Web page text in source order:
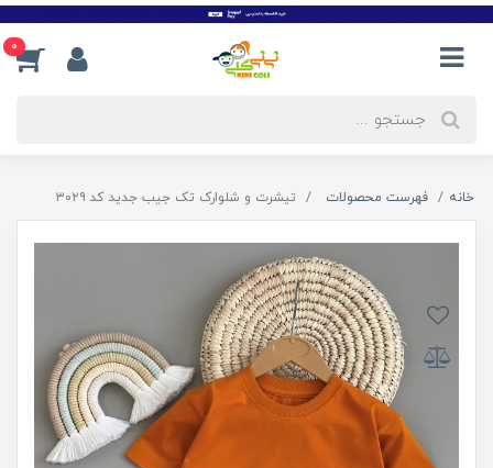
0
خانه فهرست محصولات تیشرت و شلوارک تک جیب جدید کد ۳۰۲۹